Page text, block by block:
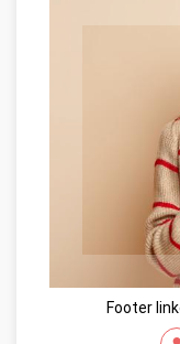
Footer